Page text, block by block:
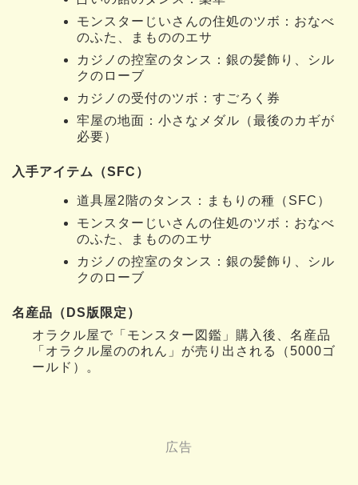
モンスターじいさんの住処のツボ：おなべ
のふた、まもののエサ
カジノの控室のタンス：銀の髪飾り、シル
クのローブ
カジノの受付のツボ：すごろく券
牢屋の地面：小さなメダル（最後のカギが
必要）
入手アイテム（SFC）
道具屋2階のタンス：まもりの種（SFC）
モンスターじいさんの住処のツボ：おなべ
のふた、まもののエサ
カジノの控室のタンス：銀の髪飾り、シル
クのローブ
名産品（DS版限定）
オラクル屋で「モンスター図鑑」購入後、名産品
「オラクル屋ののれん」が売り出される（5000ゴ
ールド）。